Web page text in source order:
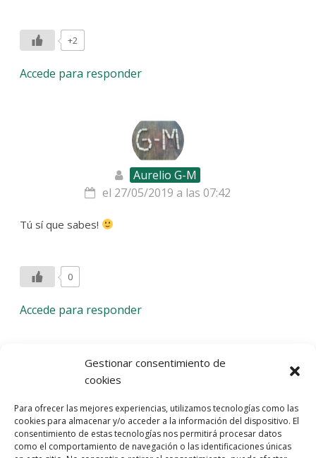
Gestionar consentimiento de
cookies
Para ofrecer las mejores experiencias, utilizamos tecnologías como las
cookies para almacenar y/o acceder a la información del dispositivo. El
consentimiento de estas tecnologías nos permitirá procesar datos
como el comportamiento de navegación o las identificaciones únicas
+2
Accede para responder
Aurelio G-M
el 27/05/2019 a las 07:42
Tú sí que sabes!
0
Accede para responder
Deja una respuesta
comentario.
Entra con tu red social